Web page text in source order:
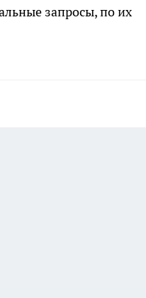
запросы, по их